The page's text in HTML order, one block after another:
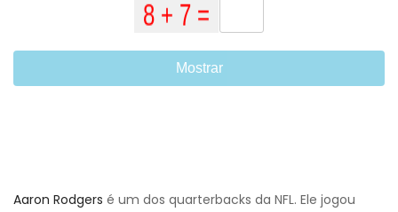
Mostrar
Aaron Rodgers é um dos quarterbacks da NFL. Ele jogou